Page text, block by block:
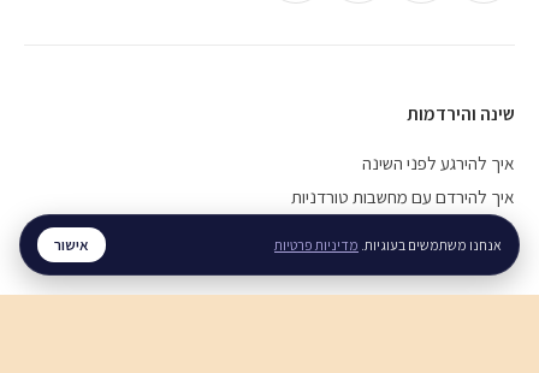
שינה והירדמות
איך להירגע לפני השינה
איך להירדם עם מחשבות טורדניות
חוסר שינה כרוני, מה עושים
אנחנו משתמשים בעוגיות. מדיניות פרטיות אישור